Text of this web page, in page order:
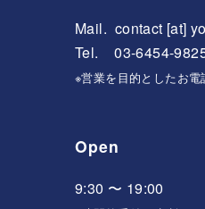
Mail. contact [at]
Tel. 03-6454-
※営業を目的としたお
Open
9:30 〜 19:00